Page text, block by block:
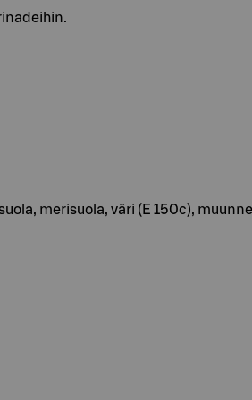
suola, merisuola, väri (E 150c),